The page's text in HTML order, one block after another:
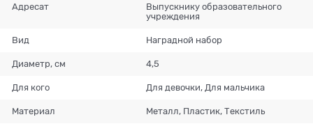
Адресат
Выпускнику образовательного
учреждения
Вид Наградной набор
Диаметр, см 4,5
Для кого Для девочки, Для мальчика
Материал Металл, Пластик, Текстиль